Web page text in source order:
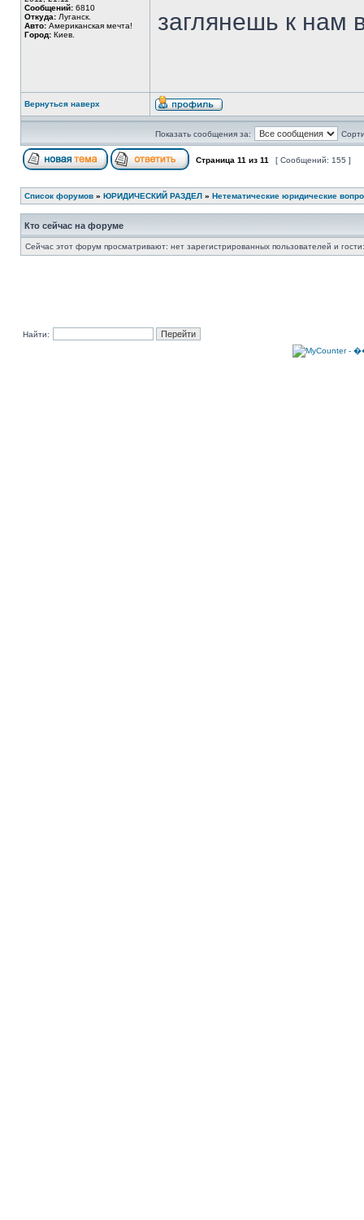
Сообщений: 6810
Откуда: Луганск.
Авто: Американская мечта!
Город: Киев.
заглянешь к нам
Вернуться наверх
Показать сообщения за:
Страница 11 из 11 [ Сообщений: 155 ]
Список форумов » ЮРИДИЧЕСКИЙ РАЗДЕЛ » Нетематические юридические
Кто сейчас на форуме
Сейчас этот форум просматривают: нет зарегистрированных пользователей и
Найти: